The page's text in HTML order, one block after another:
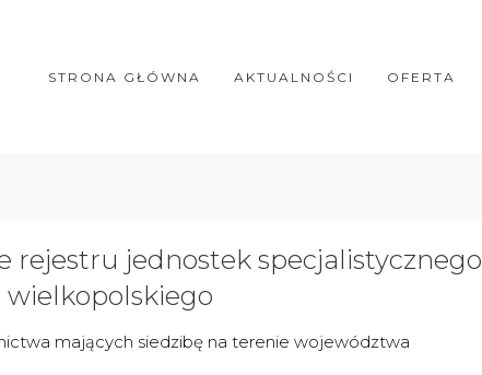
STRONA GŁÓWNA AKTUALNOŚCI OFERTA
rejestru jednostek specjalistycznego
mających siedzibę na terenie województwa